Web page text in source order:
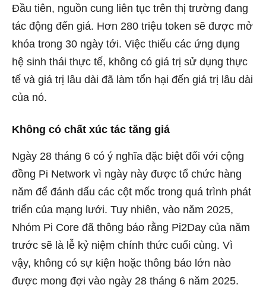
Đầu tiên, nguồn cung liên tục trên thị trường đang
tác động đến giá. Hơn 280 triệu token sẽ được mở
khóa trong 30 ngày tới. Việc thiếu các ứng dụng
hệ sinh thái thực tế, không có giá trị sử dụng thực
tế và giá trị lâu dài đã làm tổn hại đến giá trị lâu dài
của nó.
Không có chất xúc tác tăng giá
Ngày 28 tháng 6 có ý nghĩa đặc biệt đối với cộng
đồng Pi Network vì ngày này được tổ chức hàng
năm để đánh dấu các cột mốc trong quá trình phát
triển của mạng lưới. Tuy nhiên, vào năm 2025,
Nhóm Pi Core đã thông báo rằng Pi2Day của năm
trước sẽ là lễ kỷ niệm chính thức cuối cùng. Vì
vậy, không có sự kiện hoặc thông báo lớn nào
được mong đợi vào ngày 28 tháng 6 năm 2025.